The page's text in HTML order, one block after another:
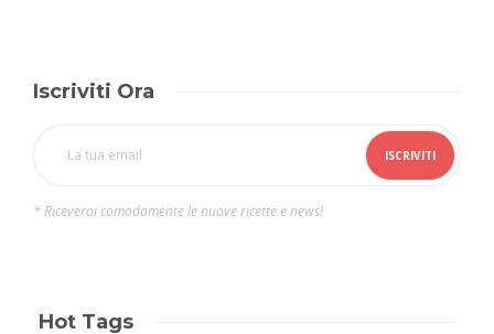
Iscriviti Ora
* Riceverai comodamente le nuove ricette e news!
Hot Tags